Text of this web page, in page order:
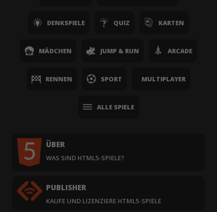
DENKSPIELE QUIZ KARTEN
MÄDCHEN JUMP & RUN ARCADE
RENNEN SPORT MULTIPLAYER
ALLE SPIELE
ÜBER
WAS SIND HTML5-SPIELE?
PUBLISHER
KAUFE UND LIZENZIERE HTML5-SPIELE